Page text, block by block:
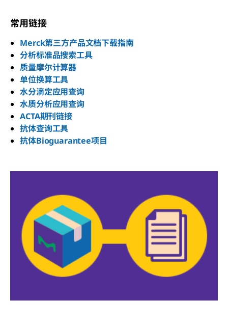
常用链接
Merck第三方产品文档下载指南
分析标准品搜索工具
质量摩尔计算器
单位换算工具
水分滴定应用查询
水质分析应用查询
ACTA期刊链接
抗体查询工具
抗体Bioguarantee项目